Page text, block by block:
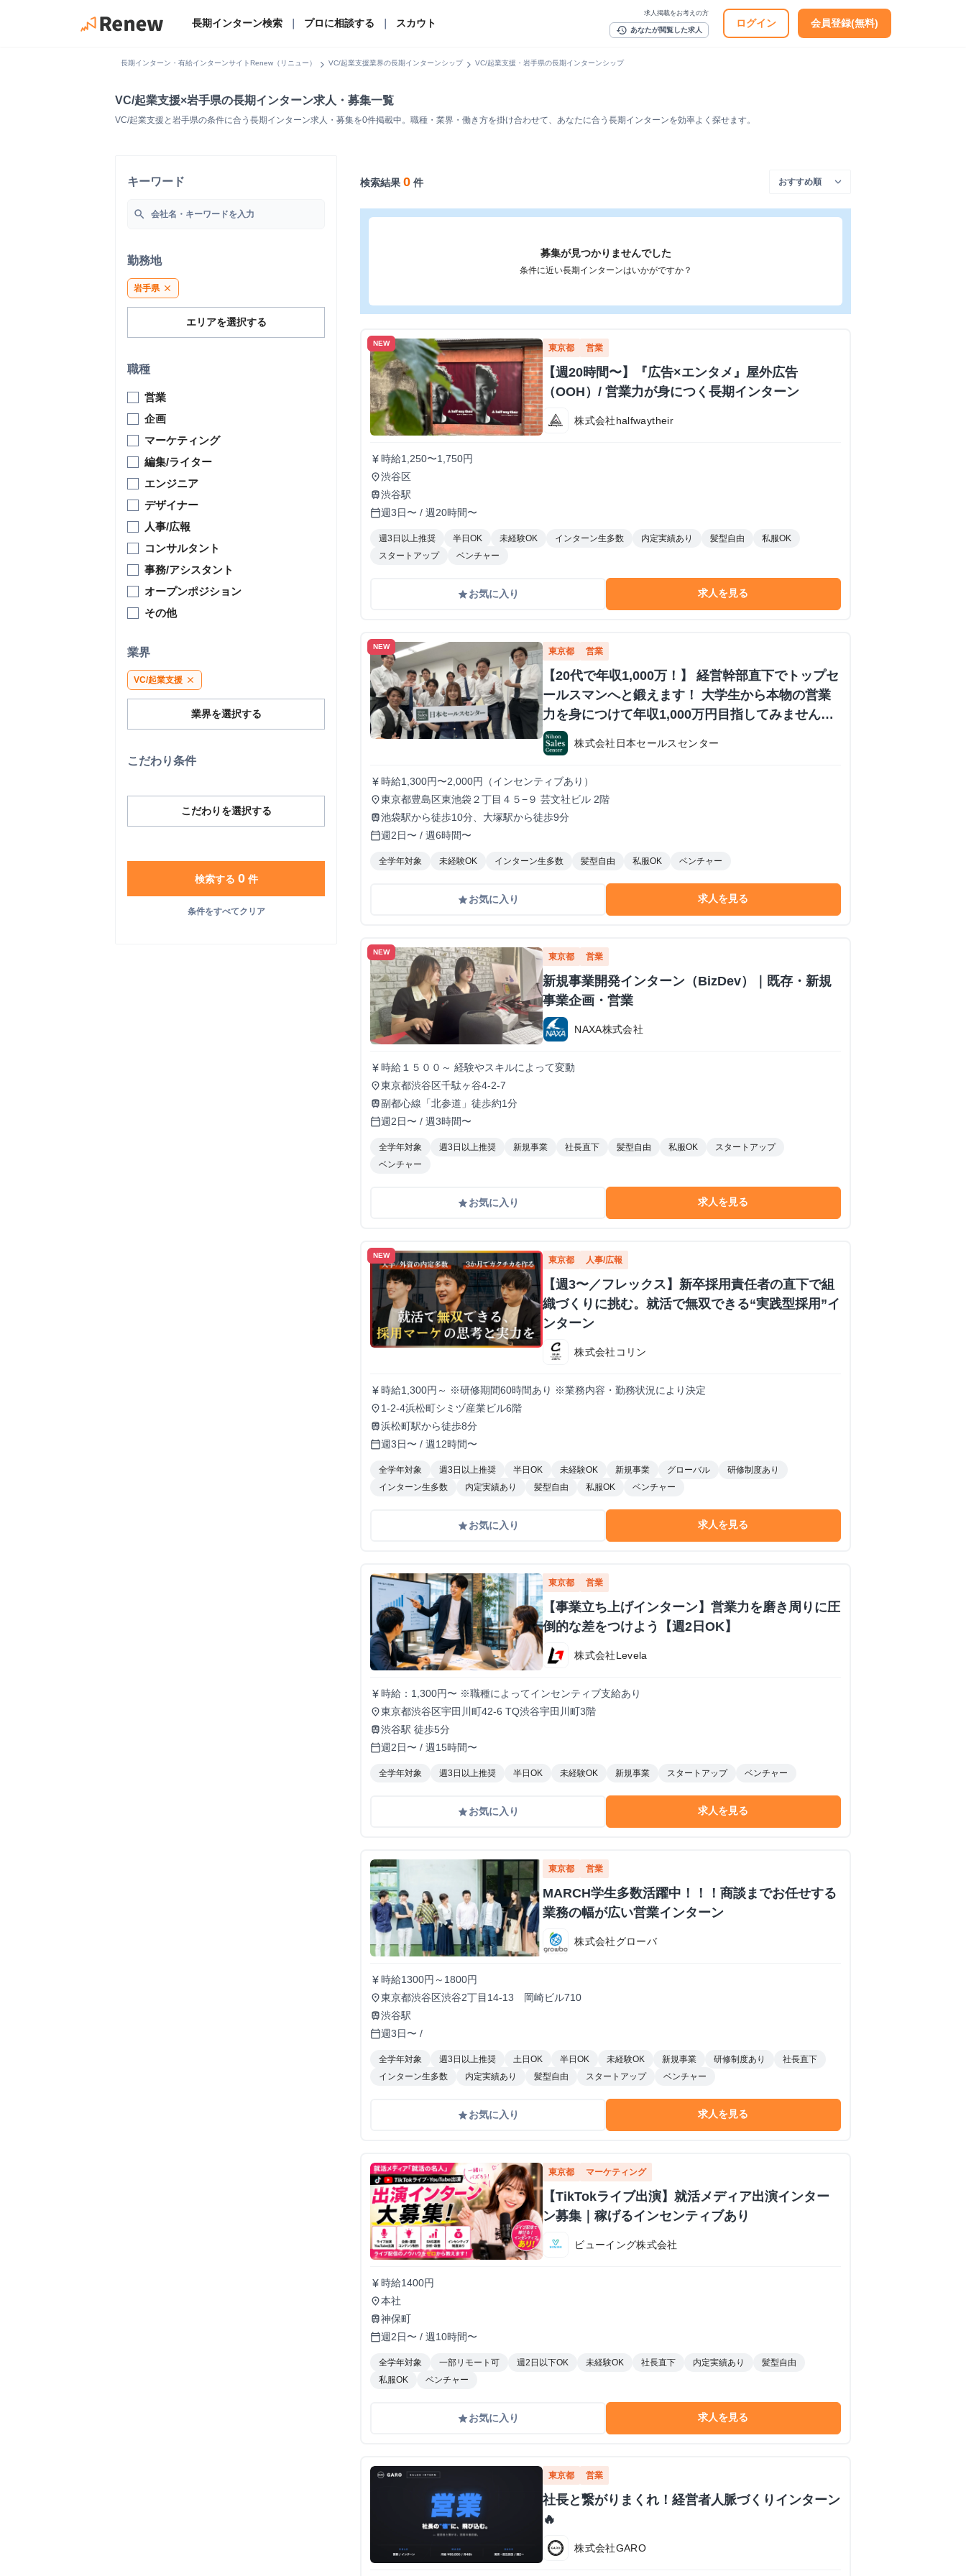
長期インターン検索 プロに相談する スカウト
求人掲載をお考えの方
history あなたが閲覧した求人
ログイン 会員登録(無料)
長期インターン・有給インターンサイトRenew（リニュー） chevron_right VC/起業支援業界の長期インターンシップchevron_right VC/起業支援・岩手県の長期インターンシップ
VC/起業支援×岩手県の長期インターン求人・募集一覧
VC/起業支援と岩手県の条件に合う長期インターン求人・募集を0件掲載中。職種・業界・働き方を掛け合わせて、あなたに合う長期インターンを効率よく探せます。
キーワード
search
勤務地
岩手県 close
エリアを選択する
職種
営業
企画
マーケティング
編集/ライター
エンジニア
デザイナー
人事/広報
コンサルタント
事務/アシスタント
オープンポジション
その他
業界
VC/起業支援 close
業界を選択する
こだわり条件
こだわりを選択する
検索する 0件
条件をすべてクリア
検索結果0 件
募集が見つかりませんでした
条件に近い長期インターンはいかがですか？
NEW 東京都 営業
【週20時間〜】『広告×エンタメ』屋外広告
（OOH）/ 営業力が身につく長期インターン
株式会社halfwaytheir
currency_yen時給1,250〜1,750円
place渋谷区
train渋谷駅
calendar_today週3日〜 / 週20時間〜
週3日以上推奨 半日OK 未経験OK インターン生多数 内定実績あり 髪型自由
私服OK
スタートアップ
ベンチャー
gradeお気に入り 求人を見る
NEW 東京都 営業
【20代で年収1,000万！】 経営幹部直下でトップセ
ールスマンへと鍛えます！ 大学生から本物の営業
力を身につけて年収1,000万円目指してみません
か？ ※当社直結内定あり #学歴不問 #未経験可
#1.2年生可 - 株式会社日本セールスセンターの長
期・有給インターンシップ
株式会社日本セールスセンター
currency_yen時給1,300円〜2,000円（インセンティブあり）
place東京都豊島区東池袋２丁目４５−９ 芸文社ビル 2階
train池袋駅から徒歩10分、大塚駅から徒歩9分
calendar_today週2日〜 / 週6時間〜
全学年対象 未経験OK インターン生多数 髪型自由 私服OK ベンチャー
gradeお気に入り 求人を見る
NEW 東京都 営業
新規事業開発インターン（BizDev）｜既存・新規
事業企画・営業
NAXA株式会社
currency_yen時給１５００～ 経験やスキルによって変動
place東京都渋谷区千駄ヶ谷4-2-7
train副都心線「北参道」徒歩約1分
calendar_today週2日〜 / 週3時間〜
全学年対象 週3日以上推奨 新規事業 社長直下 髪型自由 私服OK
スタートアップ
ベンチャー
gradeお気に入り 求人を見る
NEW 東京都 人事/広報
【週3〜／フレックス】新卒採用責任者の直下で組
織づくりに挑む。就活で無双できる“実践型採用”イ
ンターン
株式会社コリン
currency_yen時給1,300円～ ※研修期間60時間あり ※業務内容・勤務状況により決定
place 1-2-4浜松町シミヅ産業ビル6階
train浜松町駅から徒歩8分
calendar_today週3日〜 / 週12時間〜
全学年対象 週3日以上推奨 半日OK 未経験OK 新規事業 グローバル
研修制度あり
インターン生多数
内定実績あり 髪型自由 私服OK ベンチャー
gradeお気に入り 求人を見る
東京都 営業
【事業立ち上げインターン】営業力を磨き周りに圧
倒的な差をつけよう【週2日OK】
株式会社Levela
currency_yen時給：1,300円〜 ※職種によってインセンティブ支給あり
place東京都渋谷区宇田川町42-6 TQ渋谷宇田川町3階
train渋谷駅 徒歩5分
calendar_today週2日〜 / 週15時間〜
全学年対象 週3日以上推奨 半日OK 未経験OK 新規事業 スタートアップ ベンチャー
gradeお気に入り 求人を見る
東京都 営業
MARCH学生多数活躍中！！！商談までお任せする
業務の幅が広い営業インターン
株式会社グローバ
currency_yen時給1300円～1800円
place東京都渋谷区渋谷2丁目14-13 岡崎ビル710
train渋谷駅
calendar_today週3日〜 /
全学年対象 週3日以上推奨 土日OK 半日OK 未経験OK 新規事業 研修制度あり
社長直下
インターン生多数
内定実績あり 髪型自由 スタートアップ ベンチャー
gradeお気に入り 求人を見る
東京都 マーケティング
【TikTokライブ出演】就活メディア出演インター
ン募集｜稼げるインセンティブあり
ビューイング株式会社
currency_yen時給1400円
place本社
train神保町
calendar_today週2日〜 / 週10時間〜
全学年対象 一部リモート可 週2日以下OK 未経験OK 社長直下 内定実績あり
髪型自由
私服OK
ベンチャー
gradeお気に入り 求人を見る
東京都 営業
社長と繋がりまくれ！経営者人脈づくりインターン
🔥
株式会社GARO